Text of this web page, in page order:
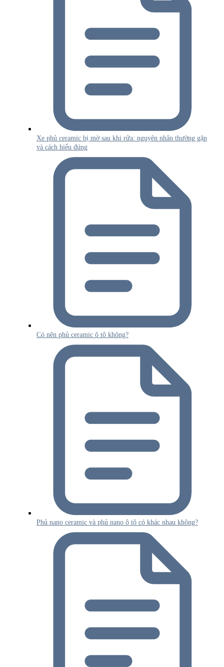
Xe phủ ceramic bị mờ sau khi rửa: nguyên nhân thường gặp
và cách hiểu đúng
Có nên phủ ceramic ô tô không?
Phủ nano ceramic và phủ nano ô tô có khác nhau không?